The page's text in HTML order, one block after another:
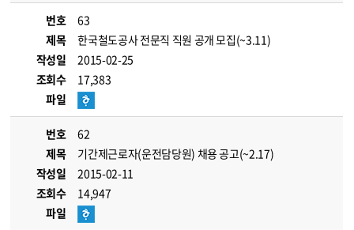
번호
63
제목
한국철도공사 전문직 직원 공개 모집(~3.11)
작성일
2015-02-25
조회수
17,383
파일
번호
62
제목
기간제근로자(운전담당원) 채용 공고(~2.17)
작성일
2015-02-11
조회수
14,947
파일